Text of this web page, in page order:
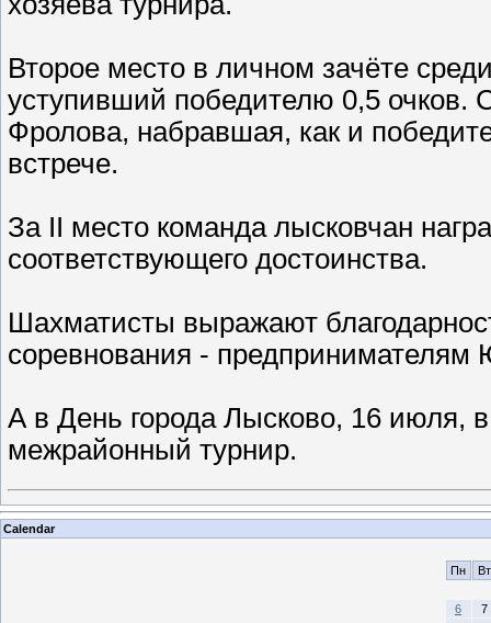
Второе место в личном зачёте
уступивший победителю 0,5
Фролова, набравшая, как и
встрече.
За II место команда лысковчан
соответствующего достоинства.
Шахматисты выражают
соревнования -
А в День города Лысково, 16 июля,
межрайонный турнир.
Calendar
Пн Вт
6
7